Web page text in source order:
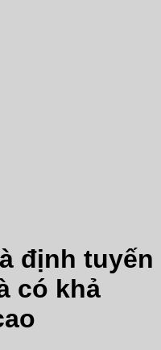
định tuyến
có khả